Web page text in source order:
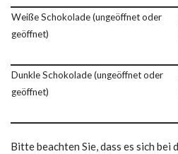
Weiße Schokolade (ungeöffnet oder
geöffnet)
Dunkle Schokolade (ungeöffnet oder
geöffnet)
Bitte beachten Sie, dass es sich bei